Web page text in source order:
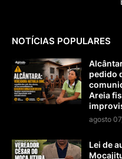
NOTÍCIAS POPULARES
pedido
Areia
agosto
Lei de